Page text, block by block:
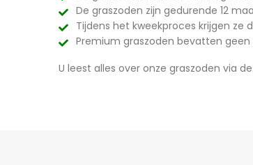
De graszoden zijn gedurende 12
Tijdens het kweekproces krijgen ze
Premium graszoden bevatten
U leest alles over onze graszoden via